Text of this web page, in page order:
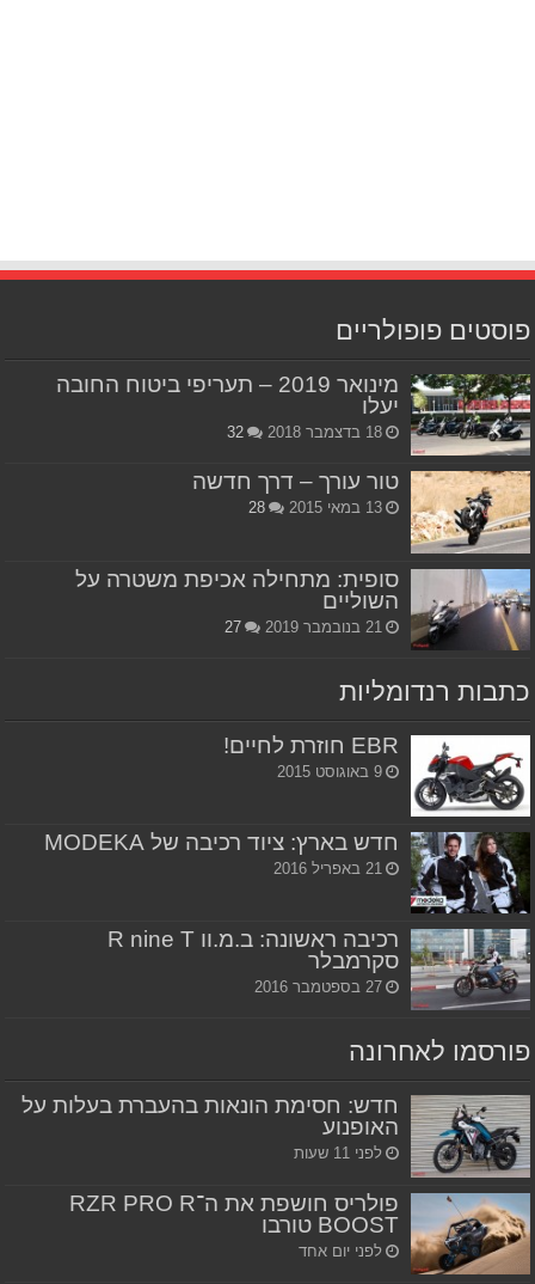
פוסטים פופולריים
מינואר 2019 – תעריפי ביטוח החובה
יעלו
18 בדצמבר 2018 32
טור עורך – דרך חדשה
13 במאי 2015 28
סופית: מתחילה אכיפת משטרה על
השוליים
21 בנובמבר 2019 27
כתבות רנדומליות
EBR חוזרת לחיים!
9 באוגוסט 2015
חדש בארץ: ציוד רכיבה של MODEKA
21 באפריל 2016
רכיבה ראשונה: ב.מ.וו R nine T
סקרמבלר
27 בספטמבר 2016
פורסמו לאחרונה
חדש: חסימת הונאות בהעברת בעלות על
האופנוע
לפני 11 שעות
פולריס חושפת את ה־RZR PRO R
BOOST טורבו
לפני יום אחד